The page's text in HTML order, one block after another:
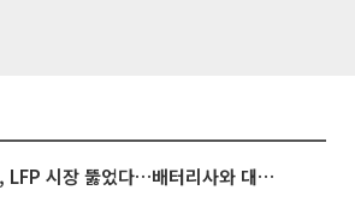
포스코퓨처엠, LFP 시장 뚫었다…배터리사와 대규모 장기 공급 합의